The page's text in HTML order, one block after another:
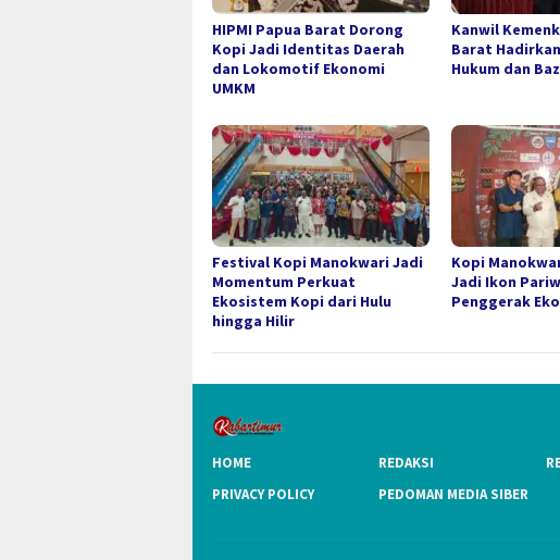
HIPMI Papua Barat Dorong
Kopi Jadi Identitas Daerah
dan Lokomotif Ekonomi
UMKM
Kanwil
Barat
Hukum dan
Festival Kopi Manokwari Jadi
Momentum Perkuat
Ekosistem Kopi dari Hulu
hingga Hilir
Kopi
Jadi Ikon
Penggerak
HOME REDAKSI
PRIVACY POLICY
PEDOMAN MEDIA SIBER